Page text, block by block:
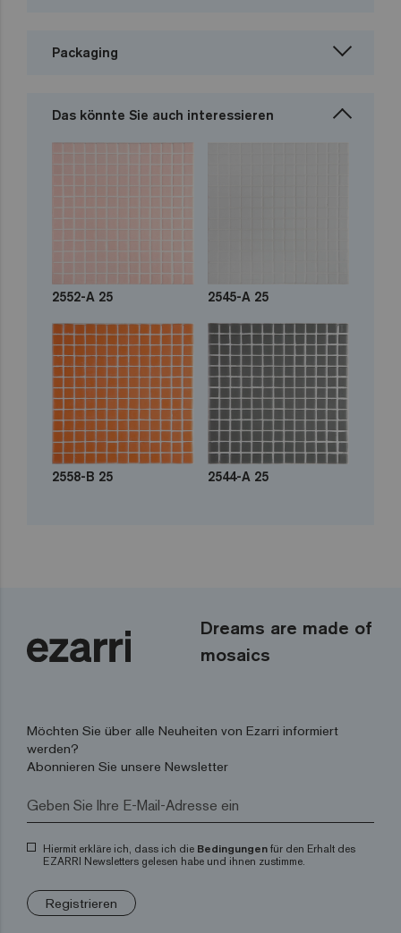
Packaging
Das könnte Sie auch interessieren
2552-A 25 2545-A 25
2558-B 25 2544-A 25
Dreams are made of
mosaics
Möchten Sie über alle Neuheiten von Ezarri informiert
werden?
Abonnieren Sie unsere Newsletter
Hiermit erkläre ich, dass ich die Bedingungen für den Erhalt des
EZARRI Newsletters gelesen habe und ihnen zustimme.
Registrieren